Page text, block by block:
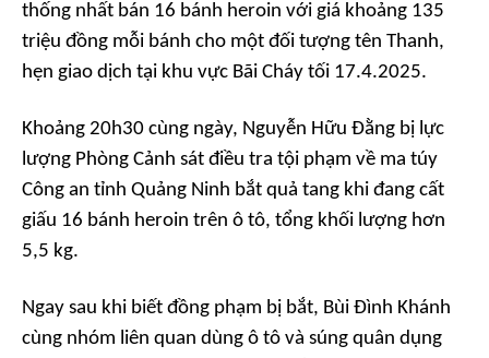
thống nhất bán 16 bánh heroin với giá khoảng 135
triệu đồng mỗi bánh cho một đối tượng tên Thanh,
hẹn giao dịch tại khu vực Bãi Cháy tối 17.4.2025.
Khoảng 20h30 cùng ngày, Nguyễn Hữu Đằng bị lực
lượng Phòng Cảnh sát điều tra tội phạm về ma túy
Công an tỉnh Quảng Ninh bắt quả tang khi đang cất
giấu 16 bánh heroin trên ô tô, tổng khối lượng hơn
5,5 kg.
Ngay sau khi biết đồng phạm bị bắt, Bùi Đình Khánh
cùng nhóm liên quan dùng ô tô và súng quân dụng